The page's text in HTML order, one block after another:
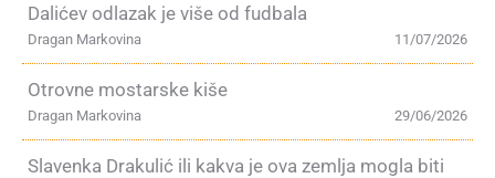
Dalićev odlazak je više od fudbala
11/07/2026
Dragan Markovina
Otrovne mostarske kiše
29/06/2026
Dragan Markovina
Slavenka Drakulić ili kakva je ova zemlja mogla biti